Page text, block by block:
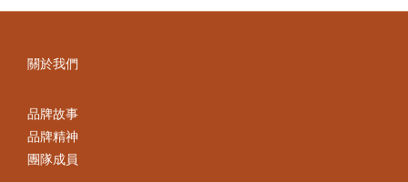
關於我們
品牌故事
品牌精神
團隊成員